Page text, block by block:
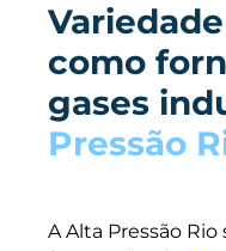
como
gases
Pressão
A Alta Pressão